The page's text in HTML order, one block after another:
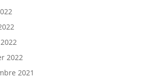
2022
2021